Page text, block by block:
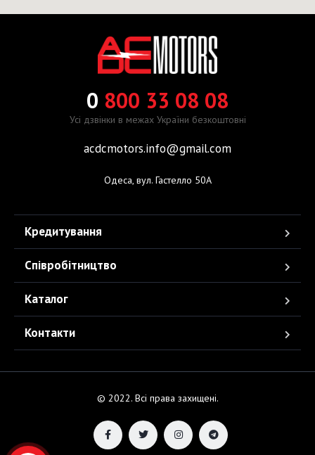
0 800 33 08 08
Усі дзвінки в межах України безкоштовні
acdcmotors.info@gmail.com
Одеса, вул. Гастелло 50А
Кредитування
Співробітництво
Каталог
Контакти
© 2022. Всі права захищені.